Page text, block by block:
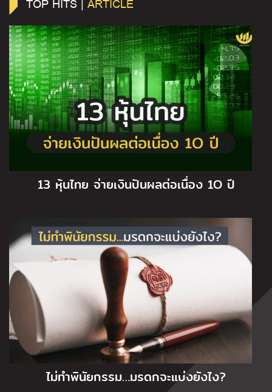
13 หุ้นไทย จ่ายเงินปันผลต่อเนื่อง 1O ปี
ไม่ทำพินัยกรรม…มรดกจะแบ่งยังไง?